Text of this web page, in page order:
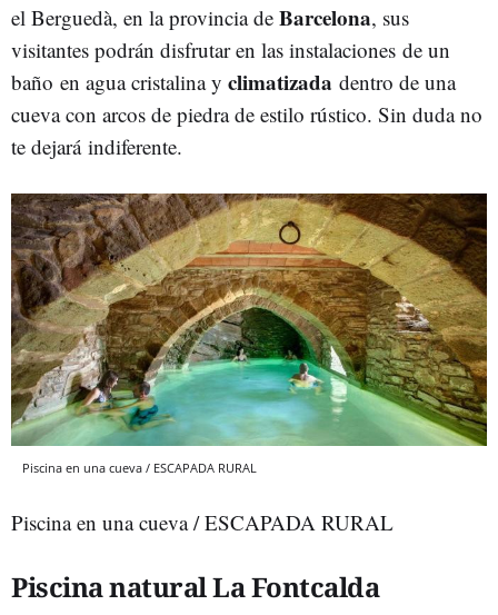
el Berguedà, en la provincia de Barcelona, sus
visitantes podrán disfrutar en las instalaciones de un
baño en agua cristalina y climatizada dentro de una
cueva con arcos de piedra de estilo rústico. Sin duda no
te dejará indiferente.
Piscina en una cueva / ESCAPADA RURAL
Piscina en una cueva / ESCAPADA RURAL
Piscina natural La Fontcalda